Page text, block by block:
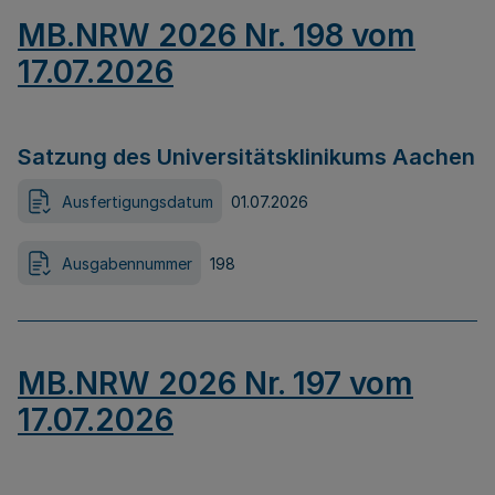
MB.NRW 2026 Nr. 198 vom
17.07.2026
Satzung des Universitätsklinikums Aachen
Ausfertigungsdatum 01.07.2026
Ausgabennummer 198
MB.NRW 2026 Nr. 197 vom
17.07.2026